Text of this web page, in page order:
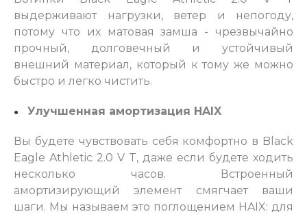
выдерживают нагрузки, ветер и непогоду,
потому что их матовая замша - чрезвычайно
прочный, долговечный и устойчивый
внешний материал, который к тому же можно
быстро и легко чистить.
Улучшенная амортизация HAIX
Вы будете чувствовать себя комфортно в Black
Eagle Athletic 2.0 V T, даже если будете ходить
несколько часов. Встроенный
амортизирующий элемент смягчает ваши
шаги. Мы называем это поглощением HAIX: для